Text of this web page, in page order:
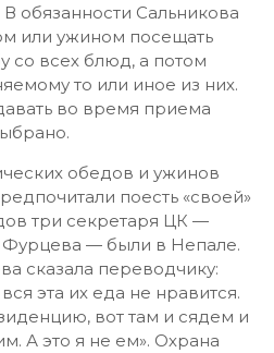
обязанности Сальникова
или ужином посещать
со всех блюд, а потом
то или иное из них.
во время приема
обедов и ужинов
поесть «своей»
три секретаря ЦК —
— были в Непале.
сказала переводчику:
эта их еда не нравится.
вот там и сядем и
А это я не ем». Охрана